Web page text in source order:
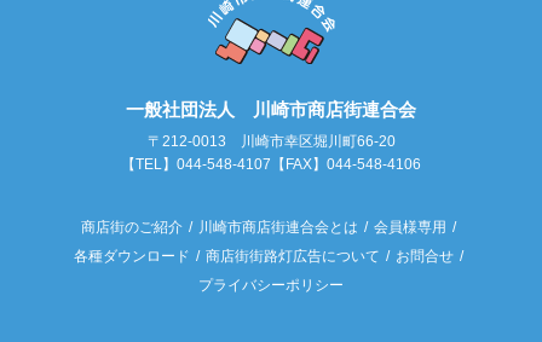
一般社団法人 川崎市商店街連合会
〒212-0013 川崎市幸区堀川町66-20
【TEL】044-548-4107【FAX】044-548-4106
商店街のご紹介 川崎市商店街連合会とは
会員様専用
各種ダウンロード
商店街街路灯広告について
お問合せ
プライバシーポリシー